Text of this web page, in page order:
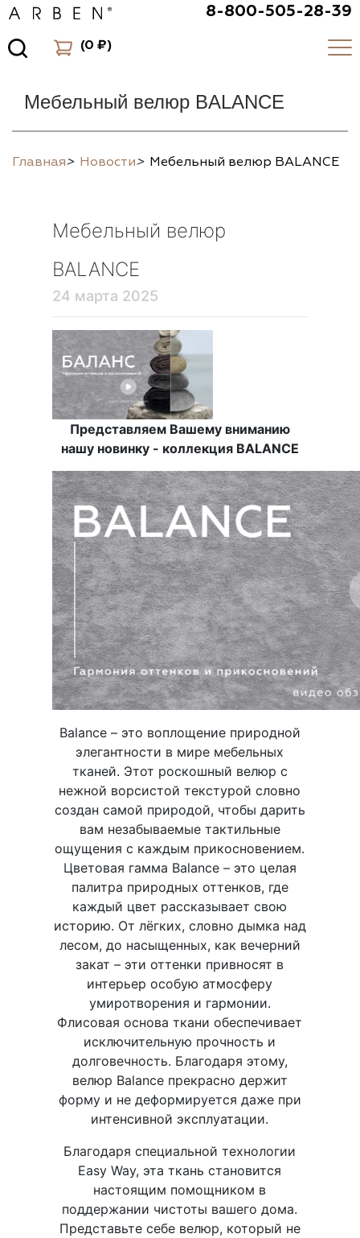
8-800-505-28-39
(0 ₽)
Мебельный велюр BALANCE
Главная> Новости> Мебельный велюр BALANCE
Мебельный велюр
BALANCE
24 марта 2025
Представляем Вашему вниманию
нашу новинку - коллекция BALANCE
Balance – это воплощение природной
элегантности в мире мебельных
тканей. Этот роскошный велюр с
нежной ворсистой текстурой словно
создан самой природой, чтобы дарить
вам незабываемые тактильные
ощущения с каждым прикосновением.
Цветовая гамма Balance – это целая
палитра природных оттенков, где
каждый цвет рассказывает свою
историю. От лёгких, словно дымка над
лесом, до насыщенных, как вечерний
закат – эти оттенки привносят в
интерьер особую атмосферу
умиротворения и гармонии.
Флисовая основа ткани обеспечивает
исключительную прочность и
долговечность. Благодаря этому,
велюр Balance прекрасно держит
форму и не деформируется даже при
интенсивной эксплуатации.
Благодаря специальной технологии
Easy Way, эта ткань становится
настоящим помощником в
поддержании чистоты вашего дома.
Представьте себе велюр, который не